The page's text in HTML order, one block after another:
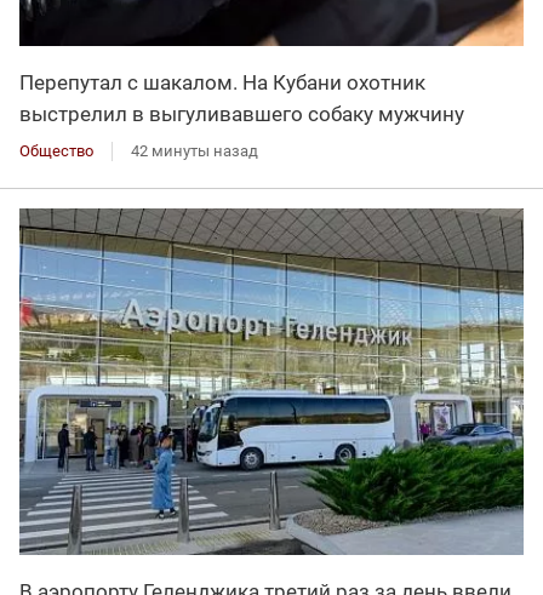
Перепутал с шакалом. На Кубани охотник
выстрелил в выгуливавшего собаку мужчину
Общество 42 минуты назад